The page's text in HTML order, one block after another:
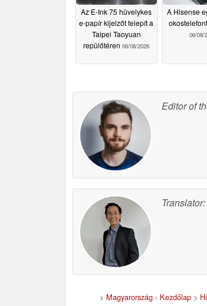
Az E-Ink 75 hüvelykes
e-papír kijelzőt telepít a
Taipei Taoyuan
repülőtéren 06/08/2026
A Hisense
06/08/
Editor of
Translator:
> Magyarország - Kezdőlap >